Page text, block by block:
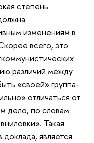
степень
изменениям в
всего, это
различий между
«своей» группа-
отличаться от
дело, по словам
Такая
является